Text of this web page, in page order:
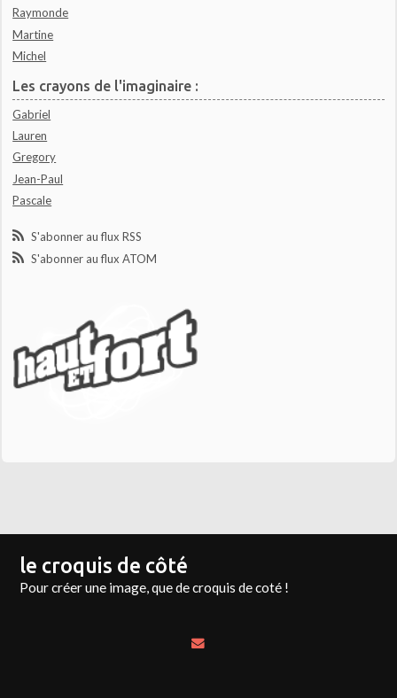
Raymonde
Martine
Michel
Les crayons de l'imaginaire :
Gabriel
Lauren
Gregory
Jean-Paul
Pascale
S'abonner au flux RSS
S'abonner au flux ATOM
le croquis de côté
Pour créer une image, que de croquis de coté !